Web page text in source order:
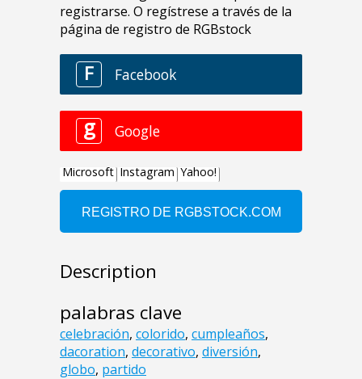
Description
palabras clave
celebración, colorido, cumpleaños,
dacoration, decorativo, diversión,
globo, partido